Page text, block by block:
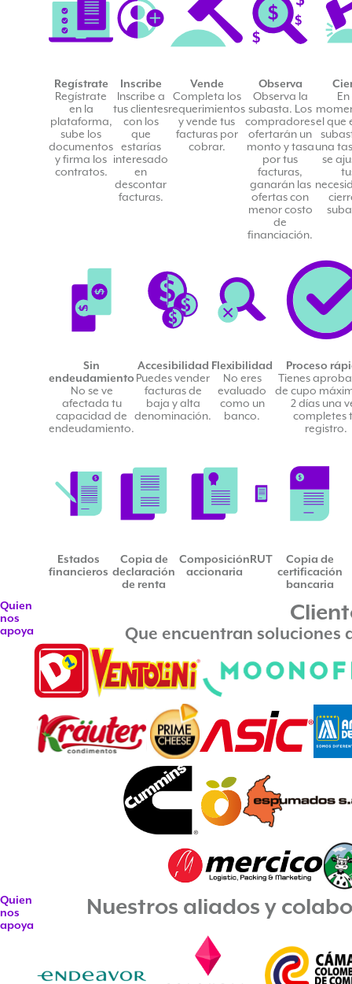
Regístrate
Regístrate
en la
plataforma,
sube los
documentos
y firma los
contratos.
Inscribe
Inscribe a
tus clientes
con los
que
estarías
interesado
en
descontar
facturas.
Vende
Completa los
requerimientos
y vende tus
facturas por
cobrar.
Observa
Observa la
subasta. Los
compradores
ofertarán un
monto y tasa
por tus
facturas,
ganarán las
ofertas con
menor costo
de
financiación.
En
el que
una
se
Sin
endeudamiento
No se ve
afectada tu
capacidad de
endeudamiento.
Accesibilidad
Puedes vender
facturas de
baja y alta
denominación.
Flexibilidad
No eres
evaluado
como un
banco.
Proceso
Tienes
de cupo
2 días una
completes
registro.
Estados
financieros
Copia de
declaración
de renta
Composición
accionaria
RUT
Copia de
certificación
bancaria
Quien
nos
apoya
Que encuentran soluciones
Quien
nos
apoya
Nuestros aliados y